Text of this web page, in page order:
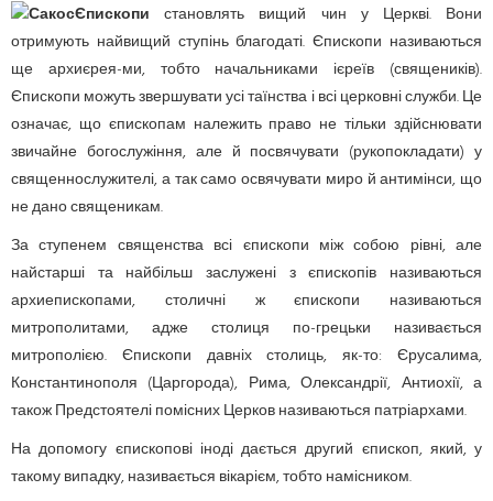
Єпископи
становлять вищий чин у Церкві. Вони
отримують найвищий ступінь благодаті. Єпископи називаються
ще архиєрея-ми, тобто начальниками ієреїв (священиків).
Єпископи можуть звершувати усі таїнства і всі церковні служби. Це
означає, що єпископам належить право не тільки здійснювати
звичайне богослужіння, але й посвячувати (рукопокладати) у
священнослужителі, а так само освячувати миро й антимінси, що
не дано священикам.
За ступенем священства всі єпископи між собою рівні, але
найстарші та найбільш заслужені з єпископів називаються
архиепископами, столичні ж єпископи називаються
митрополитами, адже столиця по-грецьки називається
митрополією. Єпископи давніх столиць, як-то: Єрусалима,
Константинополя (Царгорода), Рима, Олександрії, Антиохії, а
також Предстоятелі помісних Церков називаються патріархами.
На допомогу єпископові іноді дається другий єпископ, який, у
такому випадку, називається вікарієм, тобто намісником.